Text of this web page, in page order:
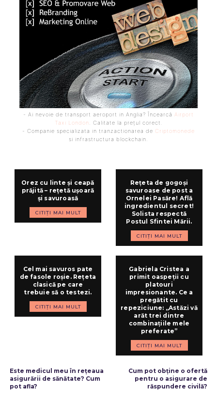
- Ai nevoie de transport aeroport in Anglia? Încearcă Airport
Taxi London. Calitate la prețul corect.
- Companie specializata in tranzactionarea de Criptomonede
si infrastructura blockchain.
Orez cu linte și ceapă
prăjită – rețetă ușoară
și savuroasă
CITIȚI MAI MULT
Rețeta de gogoși
savuroase de post a
Ornelei Pasăre! Află
ingredientul secret!
Solista respectă
Postul Sfintei Mării.
CITIȚI MAI MULT
Cel mai savuros pate
de fasole roșie. Rețeta
clasică pe care
trebuie să o testezi.
CITIȚI MAI MULT
Gabriela Cristea a
primit oaspeții cu
platouri
impresionante. Ce a
pregătit cu
repeziciune: „Astăzi vă
arăt trei dintre
combinațiile mele
preferate”
CITIȚI MAI MULT
Este medicul meu în rețeaua
asigurării de sănătate? Cum
pot afla?
Cum pot obține o ofertă
pentru o asigurare de
răspundere civilă?